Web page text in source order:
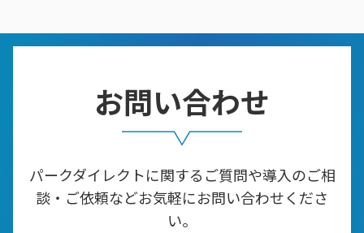
お問い合わせ
パークダイレクトに関するご質問や導入のご相
談・ご依頼などお気軽にお問い合わせくださ
い。